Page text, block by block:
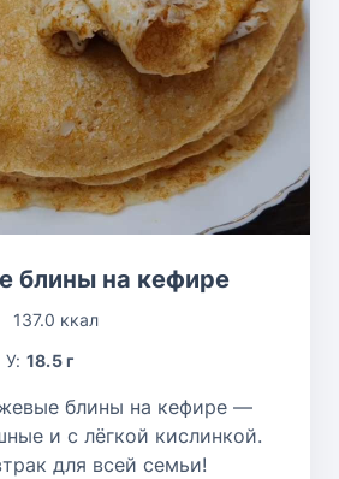
на кефире
137.0 ккал
У: 18.5 г
блины на кефире —
и с лёгкой кислинкой.
для всей семьи!